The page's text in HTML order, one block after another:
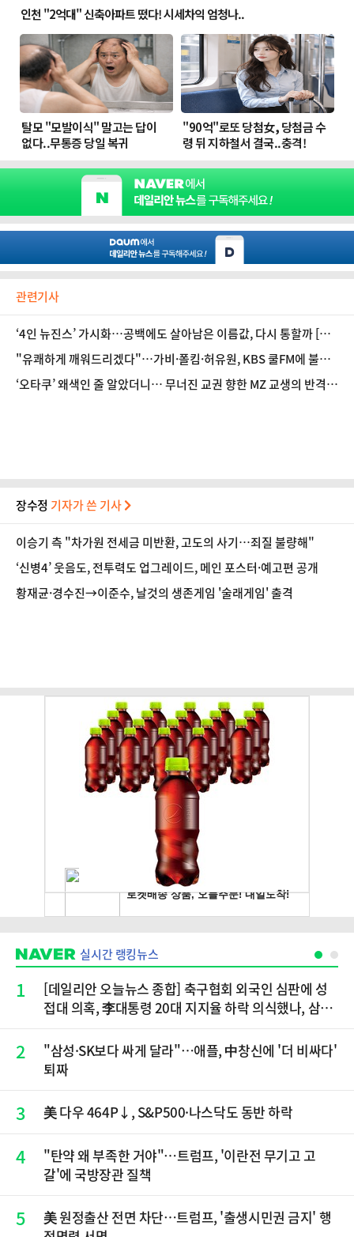
관련기사
‘4인 뉴진스’ 가시화…공백에도 살아남은 이름값, 다시 통할까 [D:
가요 뷰]
"유쾌하게 깨워드리겠다"…가비·폴킴·허유원, KBS 쿨FM에 불어
넣을 에너지 [D:현장]
‘오타쿠’ 왜색인 줄 알았더니… 무너진 교권 향한 MZ 교생의 반격
장수정 기자가 쓴 기사
이승기 측 "차가원 전세금 미반환, 고도의 사기…죄질 불량해"
‘신병4’ 웃음도, 전투력도 업그레이드, 메인 포스터·예고편 공개
황재균·경수진→이준수, 날것의 생존게임 '술래게임' 출격
실시간 랭킹뉴스
1
[데일리안 오늘뉴스 종합] 축구협회 외국인 심판에 성
접대 의혹, 李대통령 20대 지지율 하락 의식했나, 삼전
재점화, 김민석 "과반 승리 가능성 99%" 등
2
"삼성·SK보다 싸게 달라"…애플, 中창신에 '더 비싸다'
퇴짜
3 美 다우 464P↓, S&P500·나스닥도 동반 하락
4
"탄약 왜 부족한 거야"…트럼프, '이란전 무기고 고
갈'에 국방장관 질책
5
美 원정출산 전면 차단…트럼프, '출생시민권 금지' 행